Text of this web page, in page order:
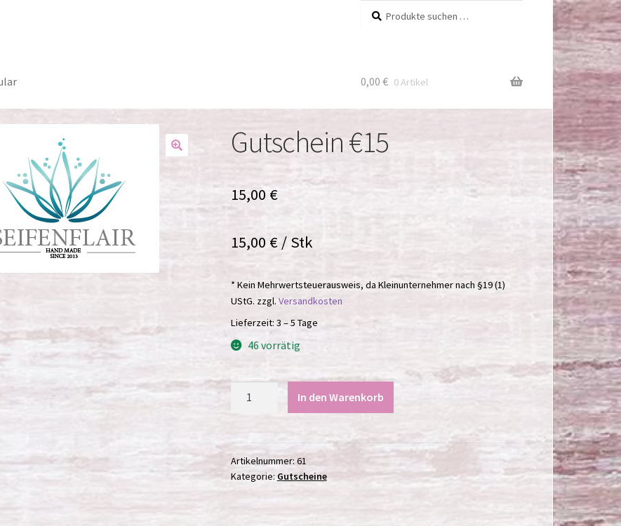
nach:
0,00 € 0 Artikel
Gutschein €15
15,00 €
15,00 €/ Stk
* Kein Mehrwertsteuerausweis, da Kleinunternehmer nach §19 (1)
UStG. zzgl. Versandkosten
Lieferzeit: 3 – 5 Tage
46 vorrätig
Gutschein
In den Warenkorb
Artikelnummer: 61
Kategorie: Gutscheine